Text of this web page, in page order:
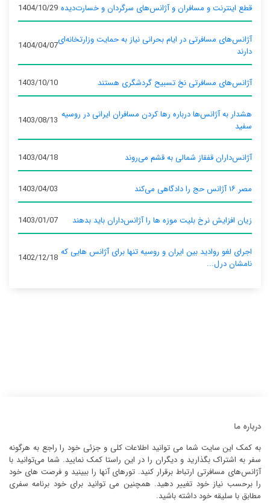
قطع اینترنت و مسافران و آژانس‌های سرگردان و خسارت‌دیده 1404/10/29
آژانس‌های مسافرتی در ایام بحرانی نیاز به حمایت وزارتخانه‌ای
دارند
1404/04/07
آژانس‌های مسافرتی نخ تسبیح گردشگری هستند 1403/10/10
هشدار به آژانس‌ها درباره رها کردن مسافران ایرانی در روسیه
سفید
1403/08/13
آژانس‌داران قفقاز شمالی به قشم می‌روند 1403/04/18
مصر ۱۶ آژانس حج را دادگاهی می‌کند 1403/04/03
زیان افزایش نرخ بلیت موزه ها را آژانس‌داران باید بدهند 1403/01/07
اجرای لغو روادید بین ایران و روسیه تنها برای آژانس‌ هایی که
نامشان درل...
1402/12/18
درباره ما
به کمک این سایت شما می توانید اطلاعات کلی و جزئی خود را راجع به هرگونه
سفر به اشتراک بگذارید و دیگران را در این راستا کمک نمایید. شما می‌توانید با
آژانس‌های مسافرتی ارتباط برقرار کنید. تورهای آنها را ببینید و فرصت های خود
را برحسب نیاز خود تغییر دهید. همچنین می توانید برای خود برنامه سفری
مطابق با سلیقه خود داشته باشید.